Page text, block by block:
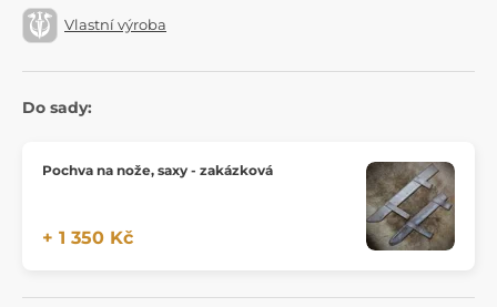
Vlastní výroba
Do sady:
Pochva na nože, saxy - zakázková
+ 1 350 Kč